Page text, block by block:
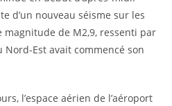
d’un nouveau séisme sur les
magnitude de M2,9, ressenti par
Est avait commencé son
l’espace aérien de l’aéroport